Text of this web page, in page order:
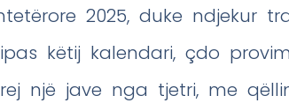
2025, duke ndjekur
këtij kalendari, çdo
një jave nga tjetri, me